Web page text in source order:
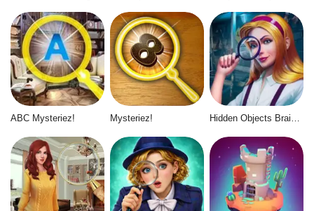
ABC Mysteriez! Mysteriez!